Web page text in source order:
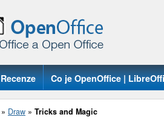
Recenze Co je OpenOffice |
» Draw » Tricks and Magic